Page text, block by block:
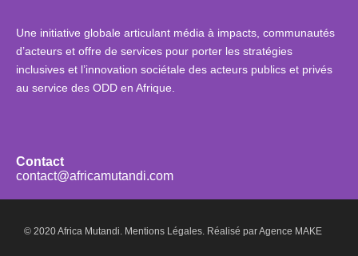
Une initiative globale articulant média à impacts, communautés
d’acteurs et offre de services pour porter les stratégies
inclusives et l’innovation sociétale des acteurs publics et privés
au service des ODD en Afrique.
Contact
contact@africamutandi.com
© 2020 Africa Mutandi. Mentions Légales. Réalisé parAgence MAKE